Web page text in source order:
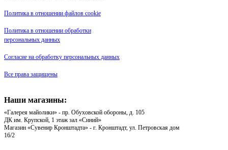
Политика в отношении файлов cookie
Политика в отношении обработки
персональных данных
Согласие на обработку персональных данных
Все права защищены
Наши магазины:
«Галерея майолики» - пр. Обуховской обороны, д. 105
ДК им. Крупской, 1 этаж зал «Синий»
Магазин «Сувенир Кронштадта» - г. Кронштадт, ул. Петровская дом
16/2